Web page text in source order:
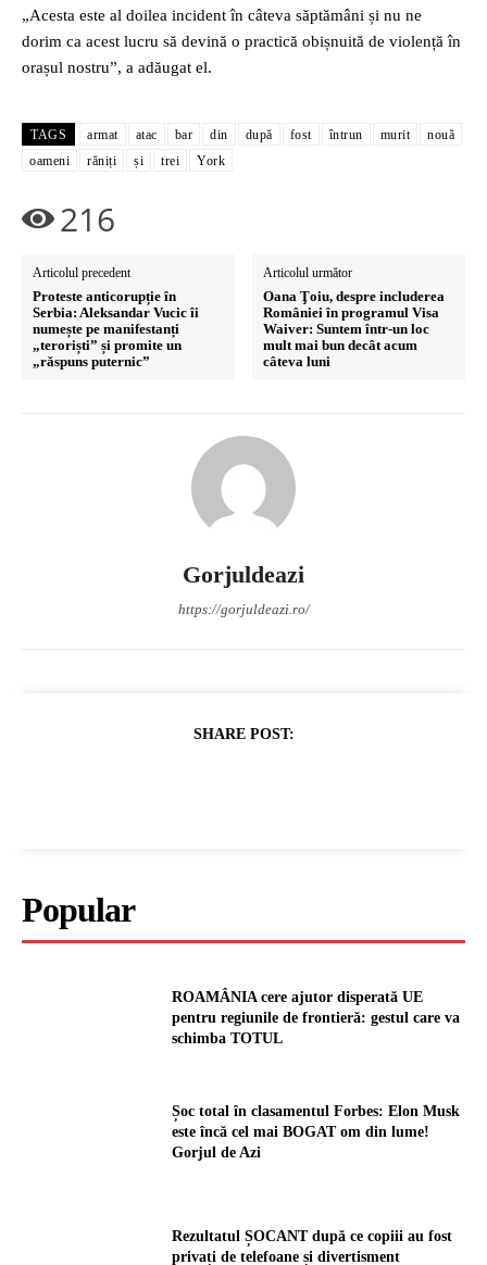
„Acesta este al doilea incident în câteva săptămâni și nu ne
dorim ca acest lucru să devină o practică obișnuită de violență în
orașul nostru”, a adăugat el.
TAGS armat atac bar din după fost întrun murit
nouă
oameni
răniți și trei York
216
Articolul precedent
Proteste anticorupție în
Serbia: Aleksandar Vucic îi
numește pe manifestanți
„teroriști” și promite un
„răspuns puternic”
Articolul următor
Oana Ţoiu, despre includerea
României în programul Visa
Waiver: Suntem într-un loc
mult mai bun decât acum
câteva luni
Gorjuldeazi
https://gorjuldeazi.ro/
SHARE POST:
Popular
ROAMÂNIA cere ajutor disperată UE
pentru regiunile de frontieră: gestul care va
schimba TOTUL
Șoc total în clasamentul Forbes: Elon Musk
este încă cel mai BOGAT om din lume!
Gorjul de Azi
Rezultatul ȘOCANT după ce copiii au fost
privați de telefoane și divertisment